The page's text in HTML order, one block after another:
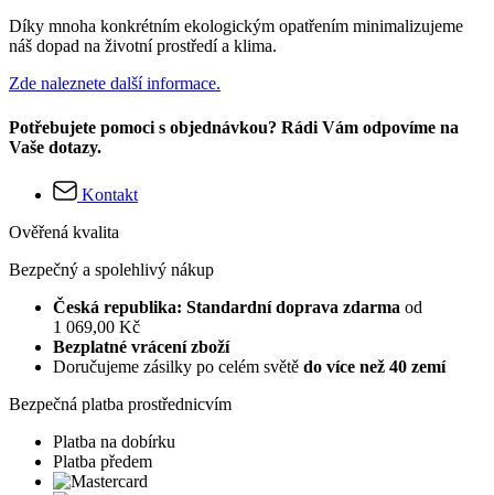
Díky mnoha konkrétním ekologickým opatřením minimalizujeme
náš dopad na životní prostředí a klima.
Zde naleznete další informace.
Potřebujete pomoci s objednávkou? Rádi Vám odpovíme na
Vaše dotazy.
Kontakt
Ověřená kvalita
Bezpečný a spolehlivý nákup
Česká republika: Standardní doprava zdarma od
1 069,00 Kč
Bezplatné vrácení zboží
Doručujeme zásilky po celém světě do více než 40 zemí
Bezpečná platba prostřednicvím
Platba na dobírku
Platba předem